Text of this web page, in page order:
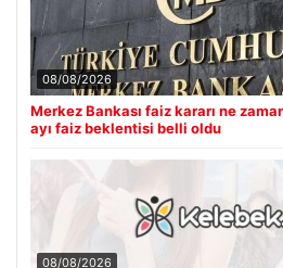
08/08/2026
Merkez Bankası faiz kararı ne
ayı faiz beklentisi belli oldu
08/08/2026